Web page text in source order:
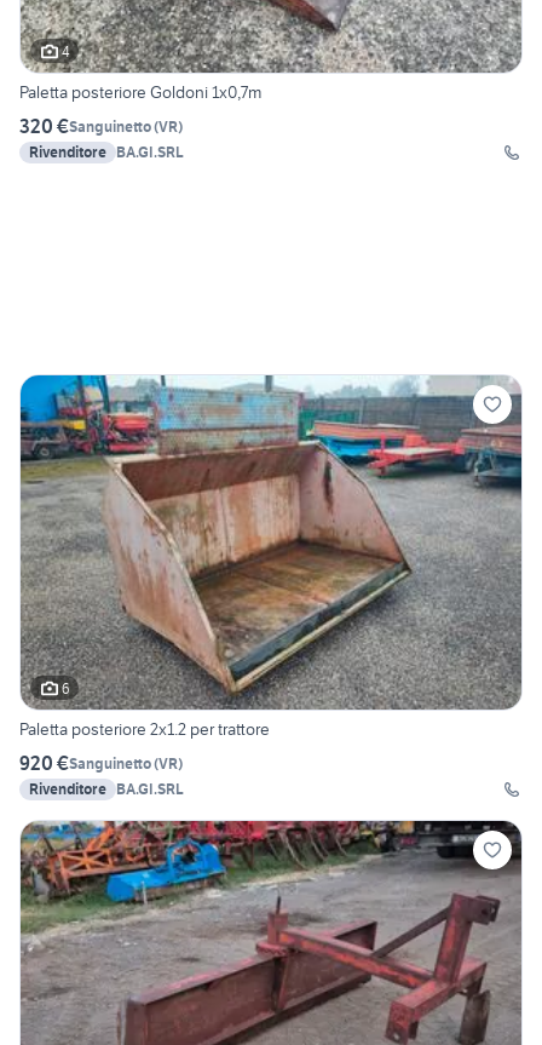
4
Paletta posteriore Goldoni 1x0,7m
320 €Sanguinetto(VR)
Rivenditore BA.GI.SRL
6
Paletta posteriore 2x1.2 per trattore
920 €Sanguinetto(VR)
Rivenditore BA.GI.SRL